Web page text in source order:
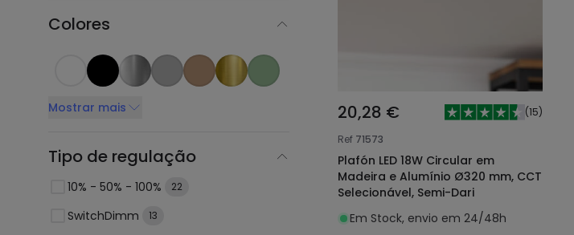
Colores
Mostrar mais
Tipo de regulação
10% - 50% - 100% 22
SwitchDimm 13
20,28 € (15)
Ref 71573
Plafón LED 18W Circular em
Madeira e Alumínio Ø320 mm, CCT
Selecionável, Semi-Dari
Em Stock, envio em 24/48h